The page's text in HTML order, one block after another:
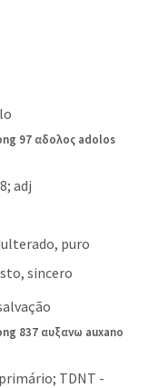
97 αδολος adolos
adj
puro
sincero
837 αυξανω auxano
TDNT -